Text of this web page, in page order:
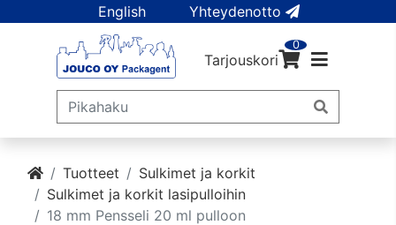
English Yhteydenotto
Tarjouskori
0
Tuotteet
Sulkimet ja korkit
Sulkimet ja korkit lasipulloihin
18 mm Pensseli 20 ml pulloon